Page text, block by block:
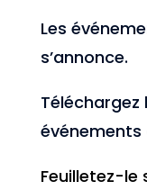
Les
s’annonce.
événements
Feuilletez-le